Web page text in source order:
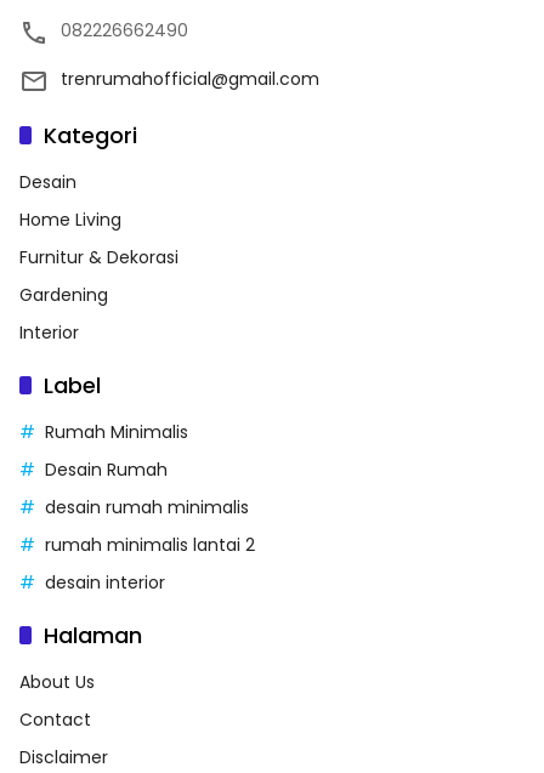
082226662490
trenrumahofficial@gmail.com
Kategori
Desain
Home Living
Furnitur & Dekorasi
Gardening
Interior
Label
Rumah Minimalis
Desain Rumah
desain rumah minimalis
rumah minimalis lantai 2
desain interior
Halaman
About Us
Contact
Disclaimer